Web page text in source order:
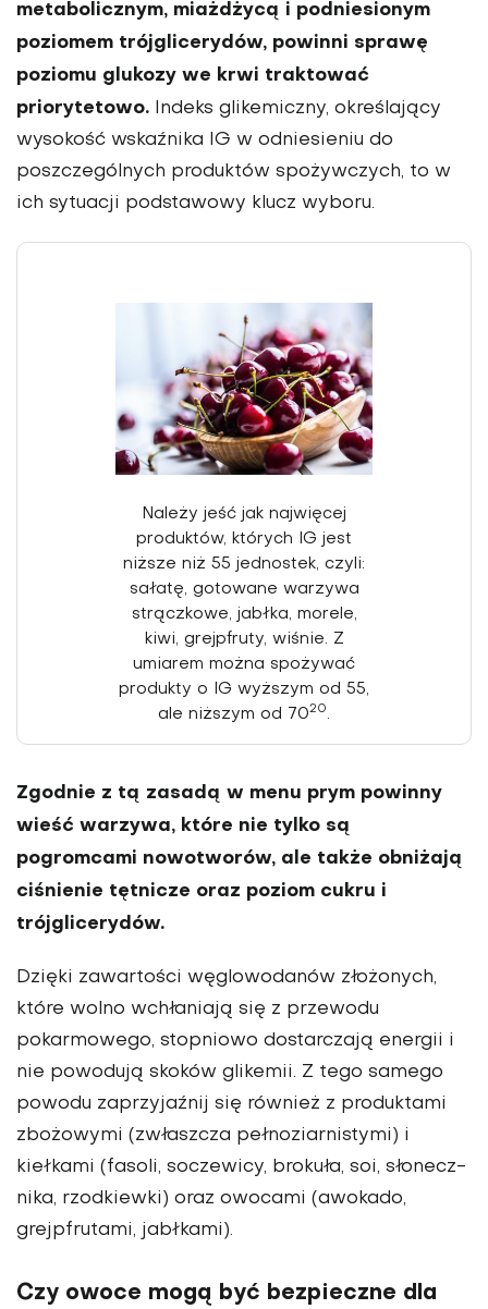
metabolicznym, miażdżycą i podnie­sionym
poziomem trójglicerydów, powinni sprawę
poziomu glukozy we krwi traktować
priorytetowo. Indeks glikemiczny, określający
wysokość wskaźnika IG w odniesie­niu do
poszczególnych produktów spożywczych, to w
ich sytuacji podstawowy klucz wyboru.
Należy jeść jak najwięcej
produktów, któ­rych IG jest
niższe niż 55 jednostek, czyli:
sałatę, gotowane warzywa
strączkowe, jabłka, morele,
kiwi, grejpfruty, wiśnie. Z
umiarem można spożywać
produkty o IG wyż­szym od 55,
ale niższym od 7020
Zgodnie z tą zasadą w menu prym powinny
wieść warzywa, które nie tylko są
pogromcami nowotworów, ale także obniżają
ciśnienie tętnicze oraz poziom cukru i
trójglicerydów.
Dzięki zawartości węglowodanów złożonych,
które wolno wchłaniają się z przewodu
pokarmowego, stop­niowo dostarczają energii i
nie powo­dują skoków glikemii. Z tego samego
powodu zaprzyjaźnij się również z produktami
zbożowymi (zwłaszcza pełnoziarnistymi) i
kiełkami (fasoli, soczewicy, brokuła, soi, słonecz­
nika, rzodkiewki) oraz owocami (awokado,
grejpfrutami, jabłkami).
Czy owoce mogą być bezpieczne dla